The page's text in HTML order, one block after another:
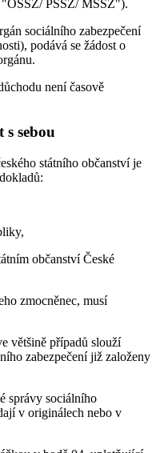
"OSSZ/ PSSZ/ MSSZ").
sociálního zabezpečení
podává se žádost o
není časově
sebou
státního občanství je
občanství České
zmocněnec, musí
většině případů slouží
zabezpečení již založeny
správy sociálního
v originálech nebo v